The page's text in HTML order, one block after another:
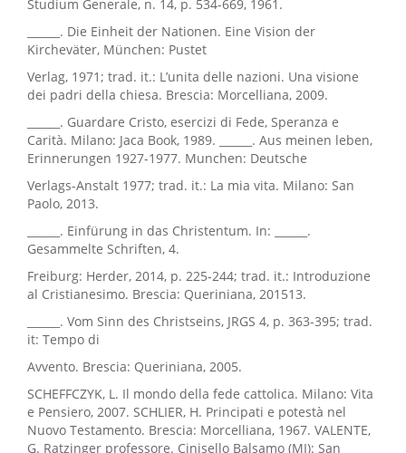
Studium Generale, n. 14, p. 534-669, 1961.
______. Die Einheit der Nationen. Eine Vision der
Kircheväter, München: Pustet
Verlag, 1971; trad. it.: L’unita delle nazioni. Una visione
dei padri della chiesa. Brescia: Morcelliana, 2009.
______. Guardare Cristo, esercizi di Fede, Speranza e
Carità. Milano: Jaca Book, 1989. ______. Aus meinen leben,
Erinnerungen 1927-1977. Munchen: Deutsche
Verlags-Anstalt 1977; trad. it.: La mia vita. Milano: San
Paolo, 2013.
______. Einfürung in das Christentum. In: ______.
Gesammelte Schriften, 4.
Freiburg: Herder, 2014, p. 225-244; trad. it.: Introduzione
al Cristianesimo. Brescia: Queriniana, 201513.
______. Vom Sinn des Christseins, JRGS 4, p. 363-395; trad.
it: Tempo di
Avvento. Brescia: Queriniana, 2005.
SCHEFFCZYK, L. Il mondo della fede cattolica. Milano: Vita
e Pensiero, 2007. SCHLIER, H. Principati e potestà nel
Nuovo Testamento. Brescia: Morcelliana, 1967. VALENTE,
G. Ratzinger professore. Cinisello Balsamo (MI): San